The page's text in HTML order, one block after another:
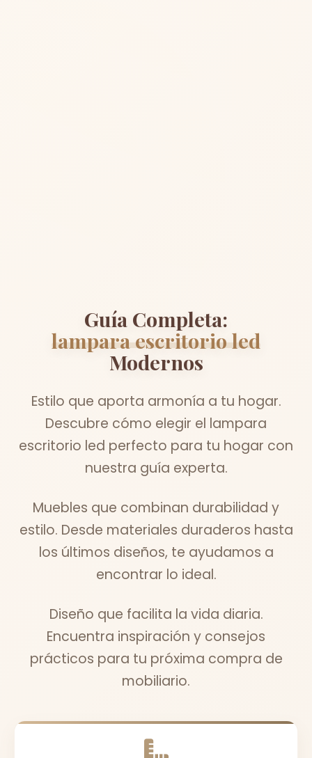
Guía Completa:
lampara escritorio led
Modernos
Estilo que aporta armonía a tu hogar.
Descubre cómo elegir el lampara
escritorio led perfecto para tu hogar con
nuestra guía experta.
Muebles que combinan durabilidad y
estilo. Desde materiales duraderos hasta
los últimos diseños, te ayudamos a
encontrar lo ideal.
Diseño que facilita la vida diaria.
Encuentra inspiración y consejos
prácticos para tu próxima compra de
mobiliario.